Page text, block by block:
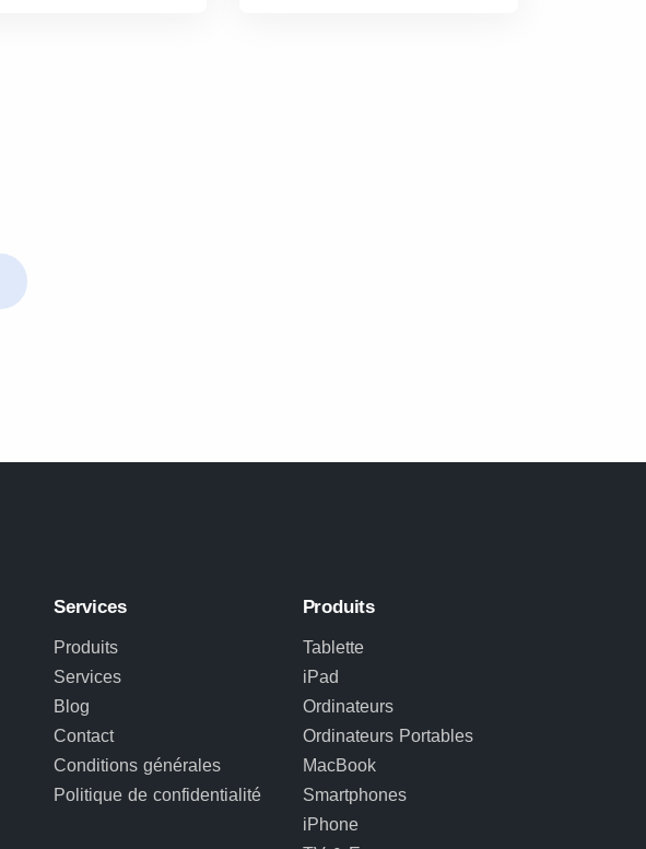
Services
Produits
Services
Blog
Contact
Conditions générales
Politique de confidentialité
Produits
Tablette
iPad
Ordinateurs
Ordinateurs Portables
MacBook
Smartphones
iPhone